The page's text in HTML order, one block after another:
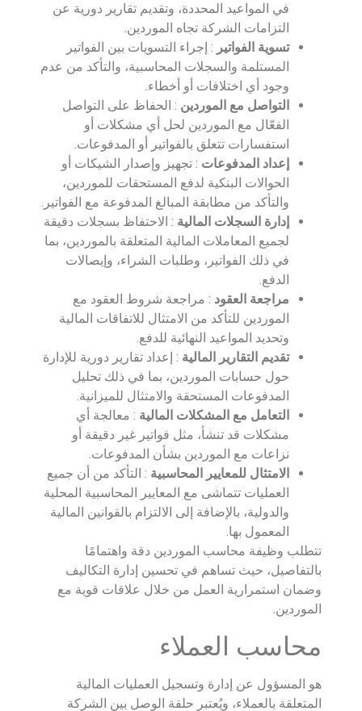
في المواعيد المحددة، وتقديم تقارير دورية عن
التزامات الشركة تجاه الموردين.
تسوية الفواتير : إجراء التسويات بين الفواتير
المستلمة والسجلات المحاسبية، والتأكد من عدم
وجود أي اختلافات أو أخطاء.
التواصل مع الموردين : الحفاظ على التواصل
الفعّال مع الموردين لحل أي مشكلات أو
استفسارات تتعلق بالفواتير أو المدفوعات.
إعداد المدفوعات : تجهيز وإصدار الشيكات أو
الحوالات البنكية لدفع المستحقات للموردين،
والتأكد من مطابقة المبالغ المدفوعة مع الفواتير.
إدارة السجلات المالية : الاحتفاظ بسجلات دقيقة
لجميع المعاملات المالية المتعلقة بالموردين، بما
في ذلك الفواتير، وطلبات الشراء، وإيصالات
الدفع.
مراجعة العقود : مراجعة شروط العقود مع
الموردين للتأكد من الامتثال للاتفاقات المالية
وتحديد المواعيد النهائية للدفع.
تقديم التقارير المالية : إعداد تقارير دورية للإدارة
حول حسابات الموردين، بما في ذلك تحليل
المدفوعات المستحقة والامتثال للميزانية.
التعامل مع المشكلات المالية : معالجة أي
مشكلات قد تنشأ، مثل فواتير غير دقيقة أو
نزاعات مع الموردين بشأن المدفوعات.
الامتثال للمعايير المحاسبية : التأكد من أن جميع
العمليات تتماشى مع المعايير المحاسبية المحلية
والدولية، بالإضافة إلى الالتزام بالقوانين المالية
المعمول بها.
تتطلب وظيفة محاسب الموردين دقة واهتمامًا
بالتفاصيل، حيث تساهم في تحسين إدارة التكاليف
وضمان استمرارية العمل من خلال علاقات قوية مع
الموردين.
محاسب العملاء
هو المسؤول عن إدارة وتسجيل العمليات المالية
المتعلقة بالعملاء، ويُعتبر حلقة الوصل بين الشركة